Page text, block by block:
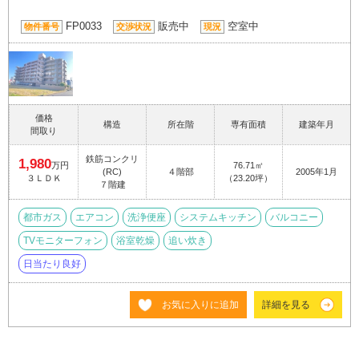
物件番号 FP0033 交渉状況 販売中 現況 空室中
価格
間取り
構造 所在階 専有面積 建築年月
1,980万円
３ＬＤＫ
鉄筋コンクリ
(RC)
７階建
４階部
76.71㎡
（23.20坪）
2005年1月
都市ガス エアコン 洗浄便座 システムキッチン バルコニー
TVモニターフォン 浴室乾燥 追い炊き
日当たり良好
お気に入りに追加 詳細を見る